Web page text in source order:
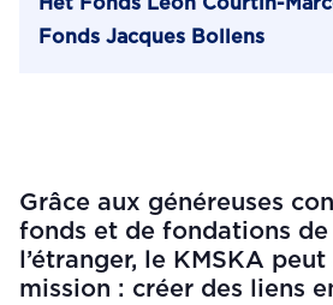
Fonds Jacques Bollens
Grâce aux généreuses
fonds et de fondations
l’étranger, le KMSKA
mission : créer des liens